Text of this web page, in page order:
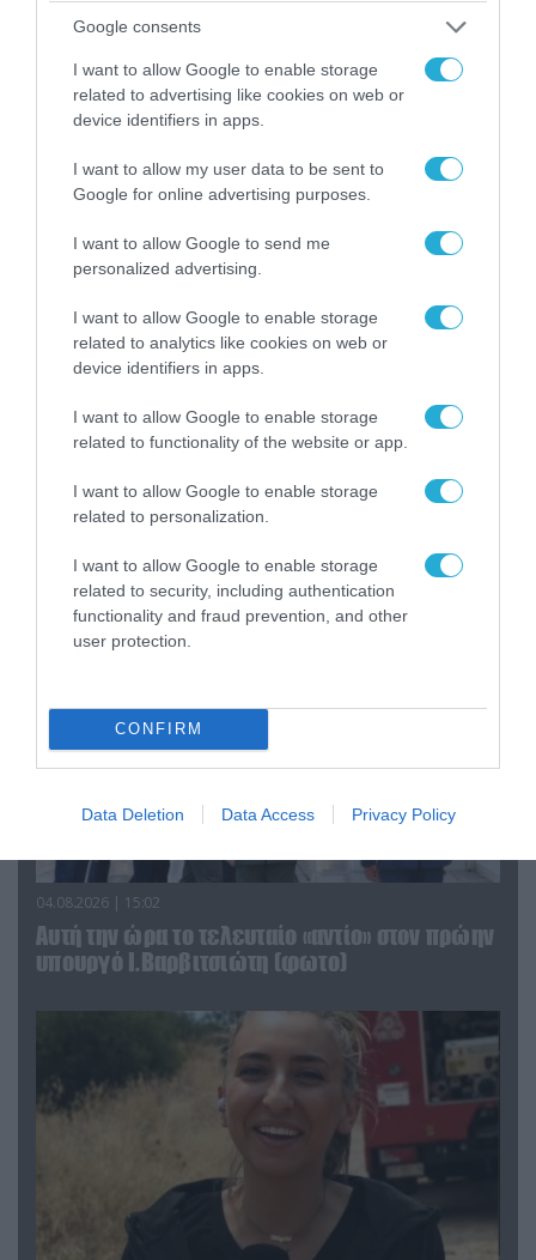
Google consents
I want to allow Google to enable storage
related to advertising like cookies on web or
device identifiers in apps.
I want to allow my user data to be sent to
Google for online advertising purposes.
I want to allow Google to send me
personalized advertising.
I want to allow Google to enable storage
related to analytics like cookies on web or
device identifiers in apps.
I want to allow Google to enable storage
related to functionality of the website or app.
I want to allow Google to enable storage
related to personalization.
I want to allow Google to enable storage
related to security, including authentication
functionality and fraud prevention, and other
user protection.
CONFIRM
Data Deletion Data Access Privacy Policy
«Επιχείρηση ελεύθερα πεζοδρόμια» στην
Αθήνα: Απομακρύνθηκαν παράνομα
αντικείμενα από κοινόχρηστους χώρους
«Οι εντελώς αθώοι»: Η ανάρτηση του Αρκά για
τα ζώα που χάθηκαν στις πυρκαγιές της
Αττικής (φωτο)
04.08.2026 | 15:02
Αυτή την ώρα το τελευταίο «αντίο» στον πρώην
υπουργό Ι.Βαρβιτσιώτη (φωτο)